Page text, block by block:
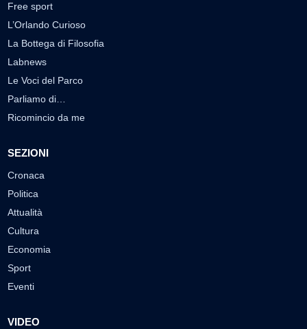
Free sport
L’Orlando Curioso
La Bottega di Filosofia
Labnews
Le Voci del Parco
Parliamo di…
Ricomincio da me
SEZIONI
Cronaca
Politica
Attualità
Cultura
Economia
Sport
Eventi
VIDEO